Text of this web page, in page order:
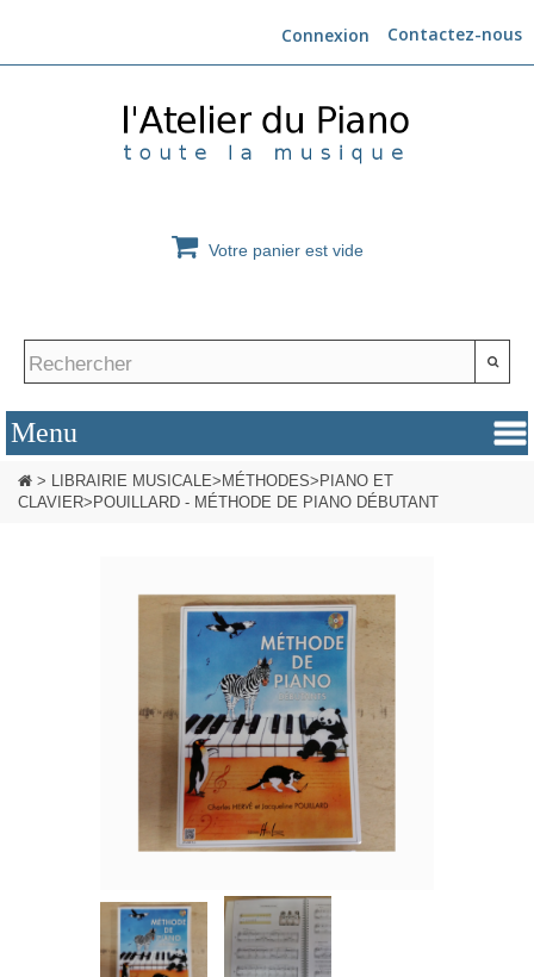
Contactez-nous
Connexion
Votre panier est vide
> LIBRAIRIE MUSICALE> MÉTHODES> PIANO ET
CLAVIER> POUILLARD - MÉTHODE DE PIANO DÉBUTANT